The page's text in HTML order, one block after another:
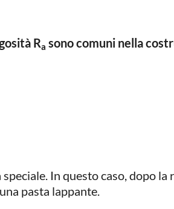
Ra sono comuni nella
In questo caso, dopo la
pasta lappante.